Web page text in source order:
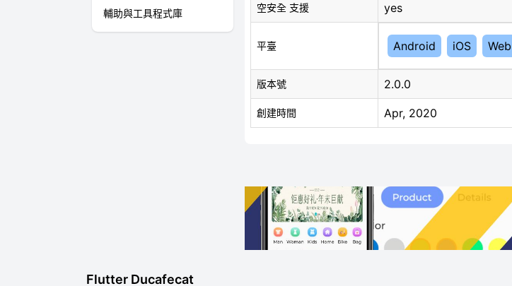
輔助與工具程式庫 空安全 支援 yes
平臺 Android iOS Web
版本號 2.0.0
創建時間 Apr, 2020
Flutter Ducafecat